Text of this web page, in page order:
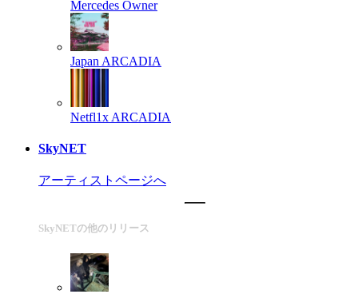
Mercedes Owner
Japan ARCADIA
Netfl1x ARCADIA
SkyNET
アーティストページへ
SkyNETの他のリリース